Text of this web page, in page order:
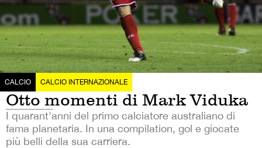
CALCIO CALCIO INTERNAZIONALE
Otto momenti di Mark Viduka
I quarant'anni del primo calciatore australiano di
fama planetaria. In una compilation, gol e giocate
più belli della sua carriera.